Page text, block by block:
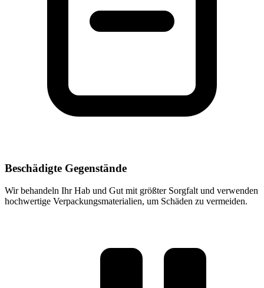
Beschädigte Gegenstände
Wir behandeln Ihr Hab und Gut mit größter Sorgfalt und verwenden
hochwertige Verpackungsmaterialien, um Schäden zu vermeiden.